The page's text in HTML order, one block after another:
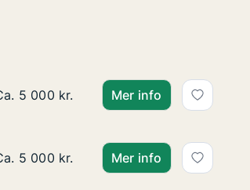
25 m2 lägenhet att hyra i Värnamo,
5 000 kr. Mer info
25 m2 lägenhet att hyra i Värnamo,
5 000 kr. Mer info